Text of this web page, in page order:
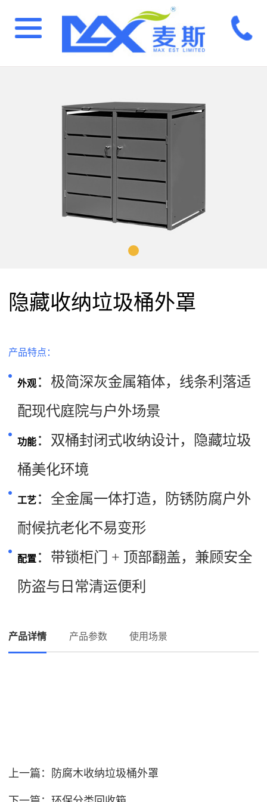
隐藏收纳垃圾桶外罩
产品特点：
外观 ：极简深灰金属箱体，线条利落适
配现代庭院与户外场景
功能 ：双桶封闭式收纳设计，隐藏垃圾
桶美化环境
工艺 ：全金属一体打造，防锈防腐户外
耐候抗老化不易变形
配置 ：带锁柜门 + 顶部翻盖，兼顾安全
防盗与日常清运便利
产品详情 产品参数 使用场景
上一篇： 防腐木收纳垃圾桶外罩